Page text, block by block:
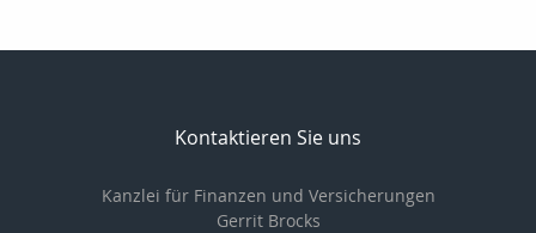
Kontaktieren Sie uns
Kanzlei für Finanzen und Versicherungen
Gerrit Brocks